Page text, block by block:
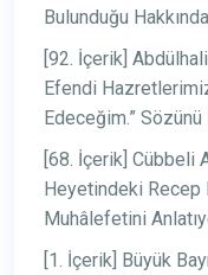
Bulunduğu
[92. İçerik]
Efendi
Edeceğim.”
[68. İçerik] Cübbeli
Heyetindeki Recep
Muhâlefetini
[1. İçerik] Büyük